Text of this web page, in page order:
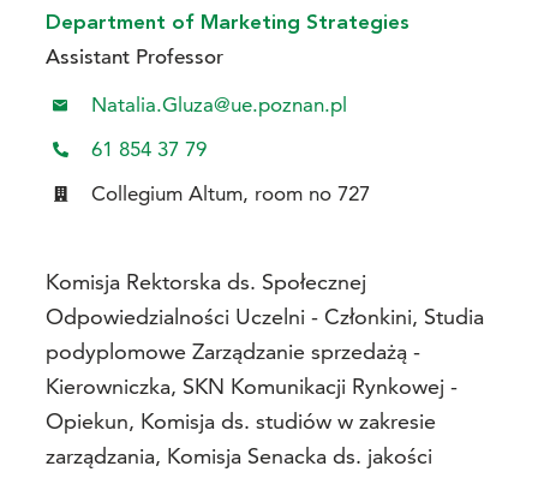
Department of Marketing Strategies
Assistant Professor
Natalia.Gluza@ue.poznan.pl
61 854 37 79
Collegium Altum, room no 727
Komisja Rektorska ds. Społecznej
Odpowiedzialności Uczelni - Członkini, Studia
podyplomowe Zarządzanie sprzedażą -
Kierowniczka, SKN Komunikacji Rynkowej -
Opiekun, Komisja ds. studiów w zakresie
zarządzania, Komisja Senacka ds. jakości